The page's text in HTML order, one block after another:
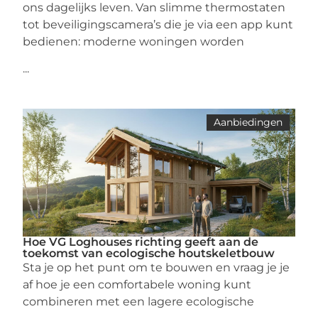
ons dagelijks leven. Van slimme thermostaten
tot beveiligingscamera’s die je via een app kunt
bedienen: moderne woningen worden
...
Aanbiedingen
Hoe VG Loghouses richting geeft aan de
toekomst van ecologische houtskeletbouw
Sta je op het punt om te bouwen en vraag je je
af hoe je een comfortabele woning kunt
combineren met een lagere ecologische